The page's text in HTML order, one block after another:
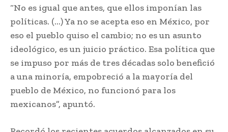
“No es igual que antes, que ellos imponían las
políticas. (…) Ya no se acepta eso en México, por
eso el pueblo quiso el cambio; no es un asunto
ideológico, es un juicio práctico. Esa política que
se impuso por más de tres décadas solo benefició
a una minoría, empobreció a la mayoría del
pueblo de México, no funcionó para los
mexicanos”, apuntó.